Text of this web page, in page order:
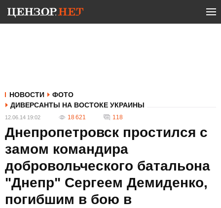
НОВОСТИ
ФОТО
ДИВЕРСАНТЫ НА ВОСТОКЕ УКРАИНЫ
12.06.14 19:02 18 621 118
Днепропетровск простился с
замом командира
добровольческого батальона
"Днепр" Сергеем Демиденко,
погибшим в бою в